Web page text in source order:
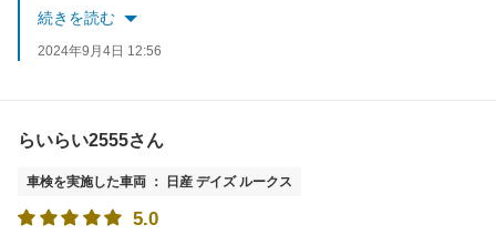
スムーズに進むことができ、当店としてもうれしく思います。
続きを読む
2024年9月4日 12:56
らいらい2555さん
車検を実施した車両 ： 日産 デイズ ルークス
5.0